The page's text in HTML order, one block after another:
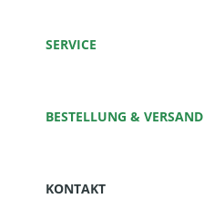
SERVICE
BESTELLUNG & VERSAND
KONTAKT